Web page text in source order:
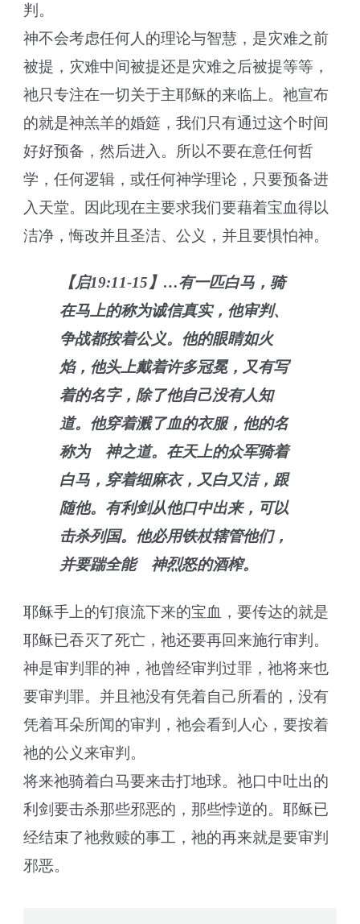
判。
神不会考虑任何人的理论与智慧，是灾难之前
被提，灾难中间被提还是灾难之后被提等等，
祂只专注在一切关于主耶稣的来临上。祂宣布
的就是神羔羊的婚筵，我们只有通过这个时间
好好预备，然后进入。所以不要在意任何哲
学，任何逻辑，或任何神学理论，只要预备进
入天堂。因此现在主要求我们要藉着宝血得以
洁净，悔改并且圣洁、公义，并且要惧怕神。
【启19:11-15】…有一匹白马，骑
在马上的称为诚信真实，他审判、
争战都按着公义。他的眼睛如火
焰，他头上戴着许多冠冕，又有写
着的名字，除了他自己没有人知
道。他穿着溅了血的衣服，他的名
称为 神之道。在天上的众军骑着
白马，穿着细麻衣，又白又洁，跟
随他。有利剑从他口中出来，可以
击杀列国。他必用铁杖辖管他们，
并要踹全能 神烈怒的酒榨。
耶稣手上的钉痕流下来的宝血，要传达的就是
耶稣已吞灭了死亡，祂还要再回来施行审判。
神是审判罪的神，祂曾经审判过罪，祂将来也
要审判罪。并且祂没有凭着自己所看的，没有
凭着耳朵所闻的审判，祂会看到人心，要按着
祂的公义来审判。
将来祂骑着白马要来击打地球。祂口中吐出的
利剑要击杀那些邪恶的，那些悖逆的。耶稣已
经结束了祂救赎的事工，祂的再来就是要审判
邪恶。